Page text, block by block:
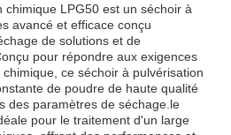
chimique LPG50 est un séchoir à
avancé et efficace conçu
de solutions et de
pour répondre aux exigences
ce séchoir à pulvérisation
de poudre de haute qualité
des paramètres de séchage.le
pour le traitement d'un large